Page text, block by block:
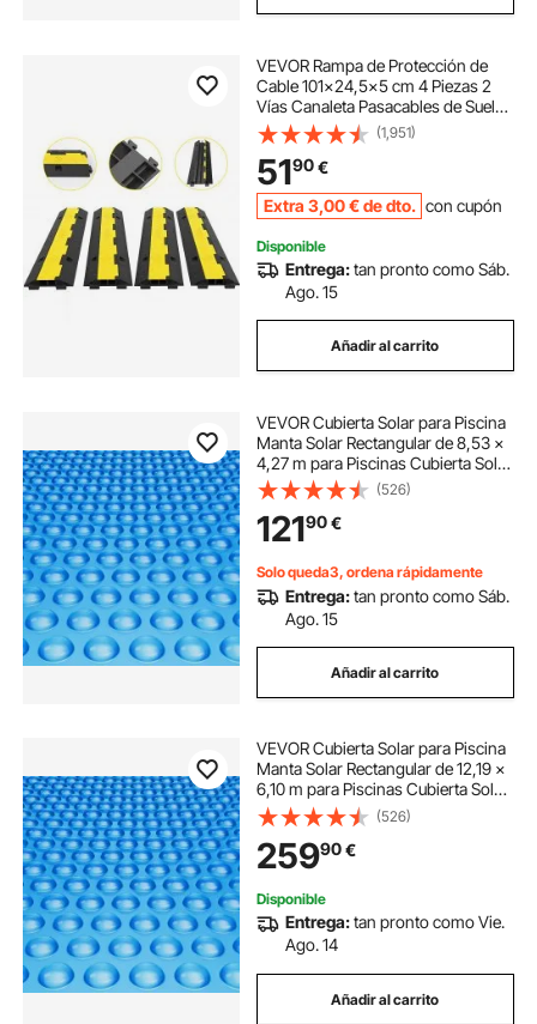
VEVOR Rampa de Protección de
Cable 101x24,5x5 cm 4 Piezas 2
Vías Canaleta Pasacables de Suelo
3,2x3,1cm Protector de Cables de
Caucho y PVC Capacidad de Carga
4,989kg Cubiertas de suelo para
Cables Negro y Amarillo
(1,951)
5190€
Extra 3,00 €de dto. con cupón
Disponible
Entrega:tan pronto como Sáb.
Ago. 15
Añadir al carrito
VEVOR Cubierta Solar para Piscina
Manta Solar Rectangular de 8,53 ×
4,27 m para Piscinas Cubierta Solar
para Piscina Enterrada Sobre el
Suelo Cubiertas Solares de Color
Azul de 16 mil para Piscin
(526)
12190€
Solo queda3, ordena rápidamente
Entrega:tan pronto como Sáb.
Ago. 15
Añadir al carrito
VEVOR Cubierta Solar para Piscina
Manta Solar Rectangular de 12,19 ×
6,10 m para Piscinas Cubierta Solar
para Piscina Enterrada Sobre el
Suelo Cubiertas Solares de Color
Azul de 16 mil para Piscinas
(526)
25990€
Disponible
Entrega:tan pronto como Vie.
Ago. 14
Añadir al carrito